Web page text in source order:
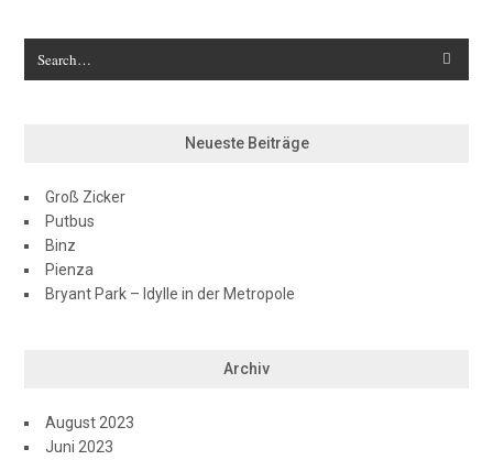
Neueste Beiträge
Groß Zicker
Putbus
Binz
Pienza
Bryant Park – Idylle in der Metropole
Archiv
August 2023
Juni 2023